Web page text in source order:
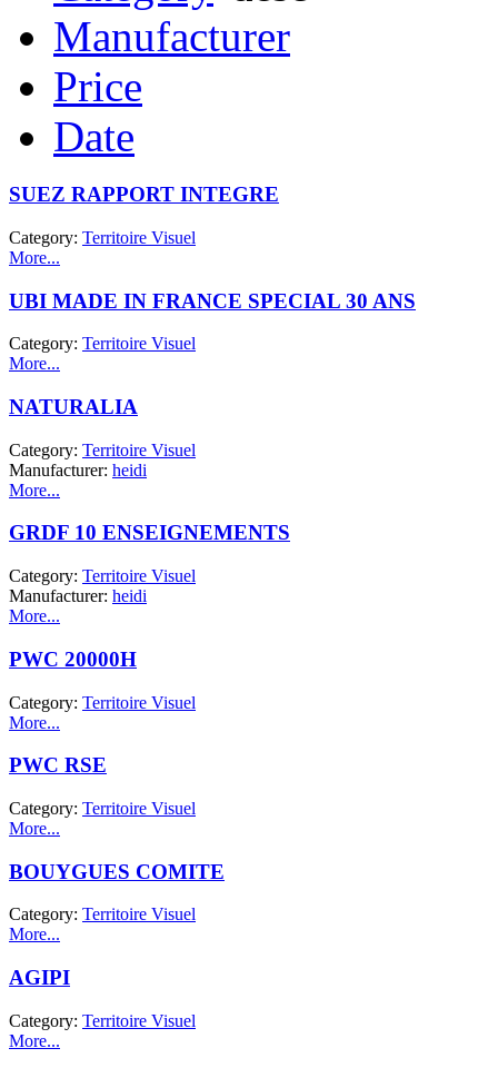
Manufacturer
Price
Date
SUEZ RAPPORT INTEGRE
Category: Territoire Visuel
More...
UBI MADE IN FRANCE SPECIAL 30 ANS
Category: Territoire Visuel
More...
NATURALIA
Category: Territoire Visuel
Manufacturer: heidi
More...
GRDF 10 ENSEIGNEMENTS
Category: Territoire Visuel
Manufacturer: heidi
More...
PWC 20000H
Category: Territoire Visuel
More...
PWC RSE
Category: Territoire Visuel
More...
BOUYGUES COMITE
Category: Territoire Visuel
More...
AGIPI
Category: Territoire Visuel
More...